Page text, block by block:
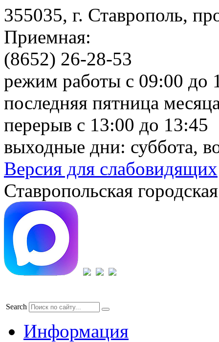
355035, г. Ставрополь,
Приемная:
(8652) 26-28-53
режим работы с 09:00 до
последняя пятница
перерыв с 13:00 до 13:45
выходные дни: суббота,
Версия для слабовидящих
Ставропольская
Search
Информация